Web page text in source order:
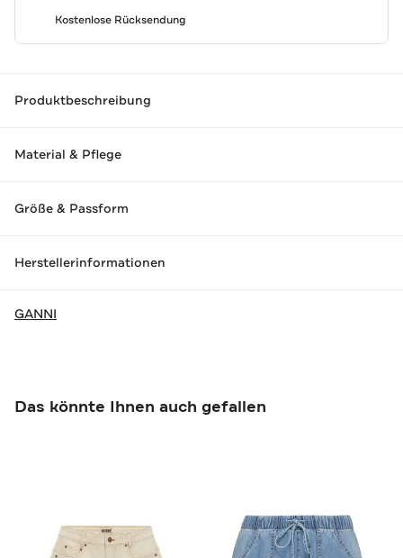
Kostenlose Rücksendung
Produktbeschreibung
Material & Pflege
Größe & Passform
Herstellerinformationen
GANNI
Das könnte Ihnen auch gefallen